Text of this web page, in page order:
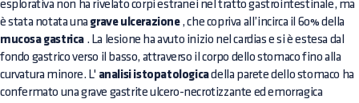
esplorativa non ha rivelato corpi estranei nel tratto gastrointestinale, ma
è stata notata una grave ulcerazione, che copriva all’incirca il 60% della
mucosa gastrica . La lesione ha avuto inizio nel cardias e si è estesa dal
fondo gastrico verso il basso, attraverso il corpo dello stomaco fino alla
curvatura minore. L' analisi istopatologicadella parete dello stomaco ha
confermato una grave gastrite ulcero-necrotizzante ed emorragica